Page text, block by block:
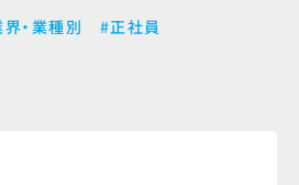
・業種別 #正社員